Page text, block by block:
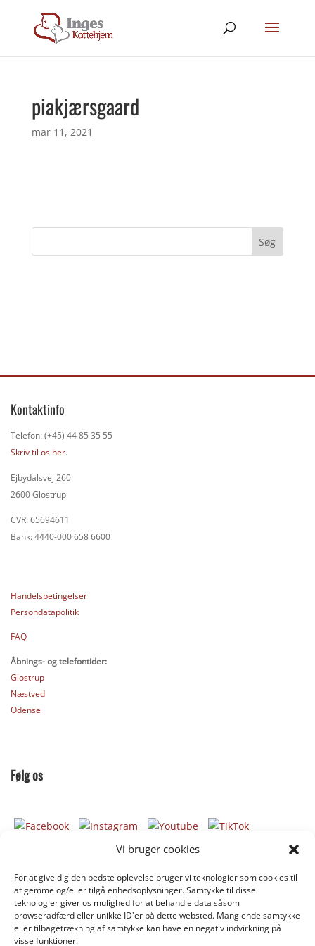
Vi bruger cookies
For at give dig den bedste oplevelse bruger vi teknologier som cookies til
at gemme og/eller tilgå enhedsoplysninger. Samtykke til disse
teknologier giver os mulighed for at behandle data såsom
browseradfærd eller unikke ID'er på dette websted. Manglende samtykke
eller tilbagetrækning af samtykke kan have en negativ indvirkning på
visse funktioner.
piakjærsgaard
mar 11, 2021
Kontaktinfo
Telefon: (+45) 44 85 35 55
Skriv til os her.
Ejbydalsvej 260
2600 Glostrup
CVR: 65694611
Bank: 4440-000 658 6600
Handelsbetingelser
Persondatapolitik
FAQ
Åbnings- og telefontider:
Glostrup
Næstved
Odense
Følg os
Donér til Inges Kattehjem
DONÉR